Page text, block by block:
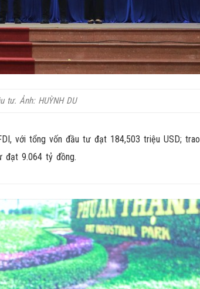
tư. Ảnh: HUỲNH DU
với tổng vốn đầu tư đạt 184,503 triệu USD; trao
đạt 9.064 tỷ đồng.